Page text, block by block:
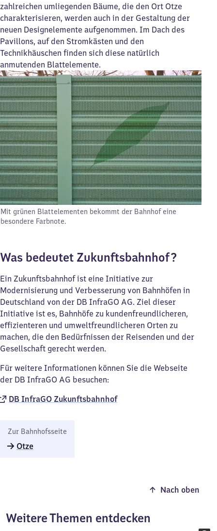
zahlreichen umliegenden Bäume, die den Ort Otze
charakterisieren, werden auch in der Gestaltung der
neuen Designelemente aufgenommen. Im Dach des
Pavillons, auf den Stromkästen und den
Technikhäuschen finden sich diese natürlich
anmutenden Blattelemente.
Mit grünen Blattelementen bekommt der Bahnhof eine
besondere Farbnote.
Was bedeutet Zukunftsbahnhof?
Ein Zukunftsbahnhof ist eine Initiative zur
Modernisierung und Verbesserung von Bahnhöfen in
Deutschland von der DB InfraGO AG. Ziel dieser
Initiative ist es, Bahnhöfe zu kundenfreundlicheren,
effizienteren und umweltfreundlicheren Orten zu
machen, die den Bedürfnissen der Reisenden und der
Gesellschaft gerecht werden.
Für weitere Informationen können Sie die Webseite
der DB InfraGO AG besuchen:
DB InfraGO Zukunftsbahnhof​
Zur Bahnhofsseite
Otze
Nach oben
Weitere Themen entdecken